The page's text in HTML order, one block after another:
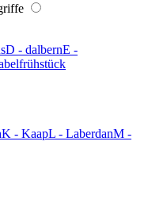
D - dalbernE -
K - KaapL - LaberdanM -